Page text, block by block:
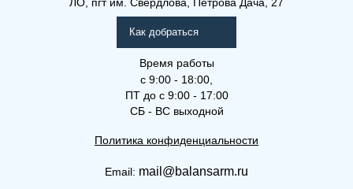
Как добраться
Время работы
с 9:00 - 18:00,
ПТ до с 9:00 - 17:00
СБ - ВС выходной
Политика конфиденциальности
Email: mail@balansarm.ru